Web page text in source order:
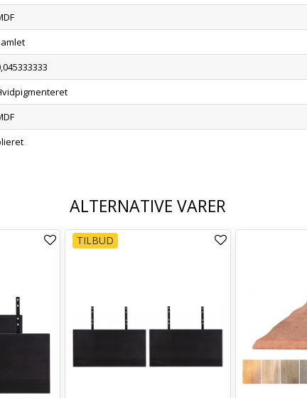
ALTERNATIVE VARER
TILBUD